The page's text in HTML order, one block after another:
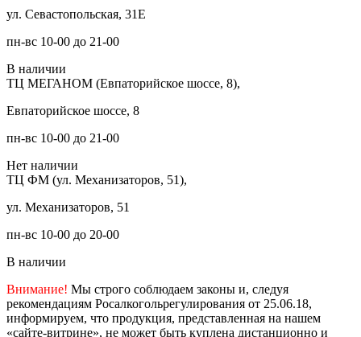
ул. Севастопольская, 31Е
пн-вс 10-00 до 21-00
В наличии
ТЦ МЕГАНОМ (Евпаторийское шоссе, 8),
Евпаторийское шоссе, 8
пн-вс 10-00 до 21-00
Нет наличии
ТЦ ФМ (ул. Механизаторов, 51),
ул. Механизаторов, 51
пн-вс 10-00 до 20-00
В наличии
Внимание! Мы строго соблюдаем законы и, следуя
рекомендациям Росалкогольрегулирования от 25.06.18,
информируем, что продукция, представленная на нашем
«сайте-витрине», не может быть куплена дистанционно и